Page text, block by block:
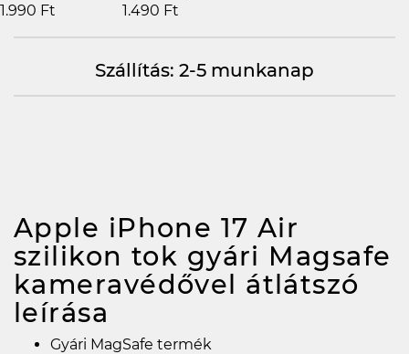
1.990 Ft 1.490 Ft
Szállítás: 2-5 munkanap
Apple iPhone 17 Air
szilikon tok gyári Magsafe
kameravédővel átlátszó
leírása
Gyári MagSafe termék